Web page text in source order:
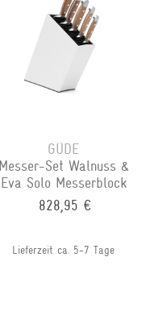
GÜDE
Messer-Set Walnuss &
Eva Solo Messerblock
828,95 €
Lieferzeit ca. 5-7 Tage